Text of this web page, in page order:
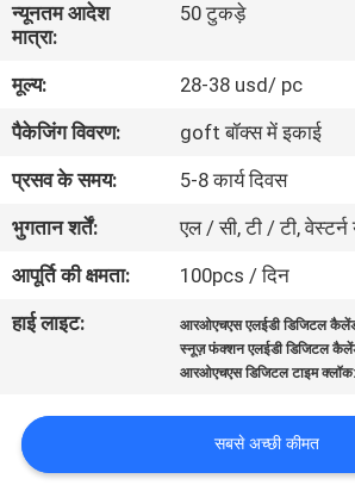
कारखाना
गुणवत्ता
नियंत्रण
संपर्क
करें
उद्धरण
का
न्यूनतम आदेश
मात्रा:
50 टुकड़े
मूल्य:
28-38 usd/ pc
पैकेजिंग विवरण:
goft बॉक्स में इकाई
प्रसव के समय:
5-8 कार्य दिवस
भुगतान शर्तें:
एल / सी, टी / टी,
आपूर्ति की क्षमता:
100pcs / दिन
हाई लाइट:
आरओएचएस एलईडी डिजिटल
स्नूज़ फंक्शन एलईडी डिजिटल
आरओएचएस डिजिटल टाइम क्लॉक:
सबसे अच्छी कीमत